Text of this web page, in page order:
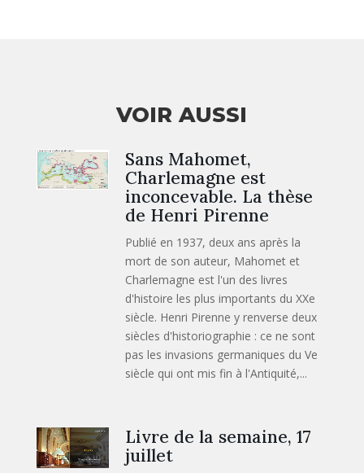
VOIR AUSSI
Sans Mahomet,
Charlemagne est
inconcevable. La thèse
de Henri Pirenne
Publié en 1937, deux ans après la
mort de son auteur, Mahomet et
Charlemagne est l'un des livres
d'histoire les plus importants du XXe
siècle. Henri Pirenne y renverse deux
siècles d'historiographie : ce ne sont
pas les invasions germaniques du Ve
siècle qui ont mis fin à l'Antiquité,...
Livre de la semaine, 17
juillet